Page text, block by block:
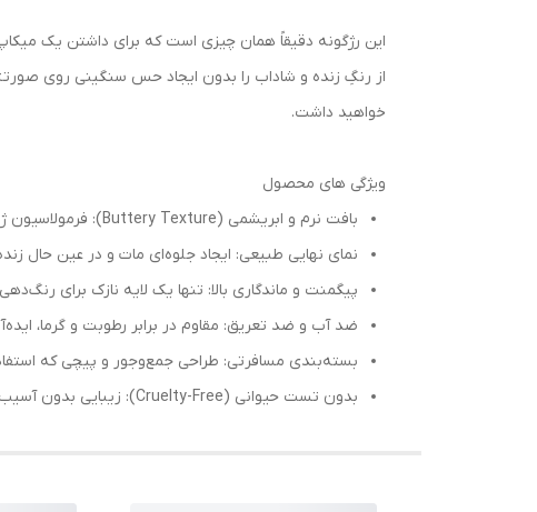
این رژگونه دقیقاً همان چیزی است که برای داشتن یک
خواهید داشت.
ویژگی های محصول
بافت نرم و ابریشمی (Buttery Texture): فرمولاسیون ژلی-کرمی که به نرمی روی پوست می‌لغزد و بدون ایجاد لک پخش می‌شود.
نمای نهایی طبیعی: ایجاد جلوه‌ای مات و در عین حال
پیگمنت و ماندگاری بالا: تنها یک لایه نازک برای
ضد آب و ضد تعریق: مقاوم در برابر رطوبت و گرما،
بسته‌بندی مسافرتی: طراحی جمع‌وجور و پیچی که
بدون تست حیوانی (Cruelty-Free): زیبایی بدون آسیب رساندن به حیوانات.